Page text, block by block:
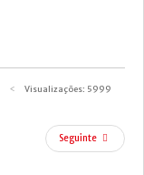
Visualizações: 5999
Seguinte